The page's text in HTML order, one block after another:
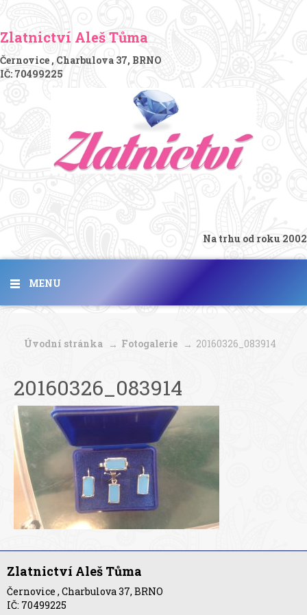
Zlatnictví Aleš Tůma
Černovice , Charbulova 37, BRNO
IČ: 70499225
Na trhu od roku 2002
MENU
Úvodní stránka Fotogalerie 20160326_083914
20160326_083914
Zlatnictví Aleš Tůma
Černovice , Charbulova 37, BRNO
IČ: 70499225